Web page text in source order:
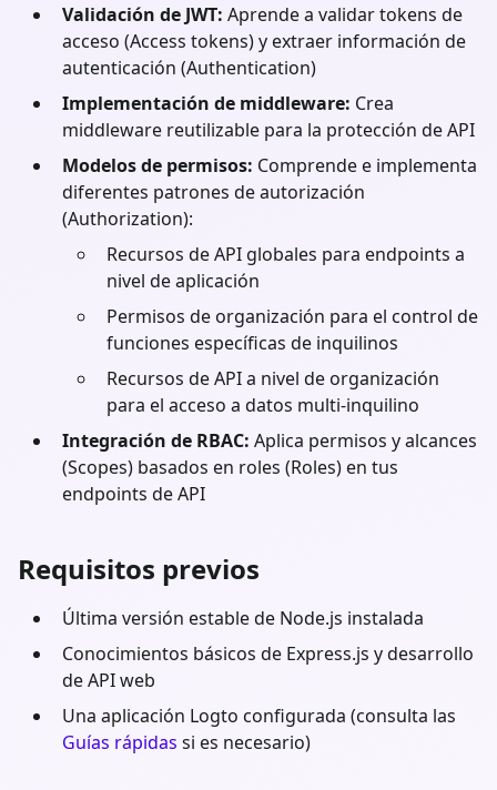
Validación de JWT: Aprende a validar tokens de
acceso (Access tokens) y extraer información de
autenticación (Authentication)
Implementación de middleware: Crea
middleware reutilizable para la protección de API
Modelos de permisos: Comprende e implementa
diferentes patrones de autorización
(Authorization):
Recursos de API globales para endpoints a
nivel de aplicación
Permisos de organización para el control de
funciones específicas de inquilinos
Recursos de API a nivel de organización
para el acceso a datos multi-inquilino
Integración de RBAC: Aplica permisos y alcances
(Scopes) basados en roles (Roles) en tus
endpoints de API
Requisitos previos
Última versión estable de Node.js instalada
Conocimientos básicos de Express.js y desarrollo
de API web
Una aplicación Logto configurada (consulta las
Guías rápidas si es necesario)